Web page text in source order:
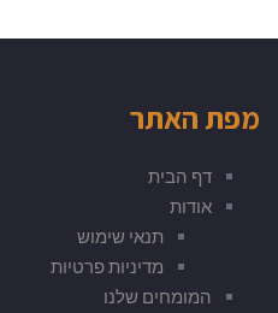
מפת האתר
דף הבית
אודות
תנאי שימוש
מדיניות פרטיות
המומחים שלנו